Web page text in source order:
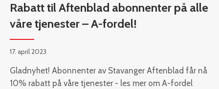
Rabatt til Aftenblad abonnenter på alle
våre tjenester – A-fordel!
17. april 2023
Gladnyhet! Abonnenter av Stavanger Aftenblad får nå
10% rabatt på våre tjenester - les mer om A-fordel